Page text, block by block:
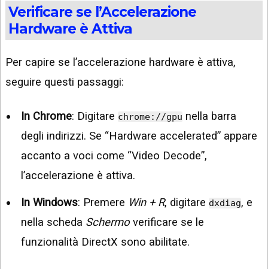
Verificare se l’Accelerazione
Hardware è Attiva
Per capire se l’accelerazione hardware è attiva,
seguire questi passaggi:
In Chrome: Digitare chrome://gpu nella barra
degli indirizzi. Se “Hardware accelerated” appare
accanto a voci come “Video Decode”,
l’accelerazione è attiva.
In Windows: Premere Win + R, digitare dxdiag, e
nella scheda Schermoverificare se le
funzionalità DirectX sono abilitate.